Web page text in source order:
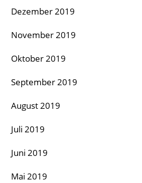
Dezember 2019
November 2019
Oktober 2019
September 2019
August 2019
Juli 2019
Juni 2019
Mai 2019